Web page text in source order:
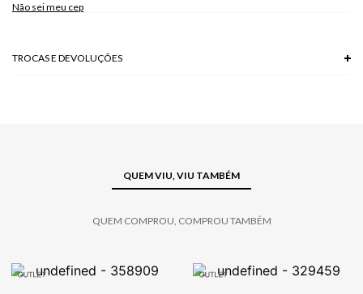
Não sei meu cep
TROCAS E DEVOLUÇÕES
QUEM VIU, VIU TAMBÉM
QUEM COMPROU, COMPROU TAMBÉM